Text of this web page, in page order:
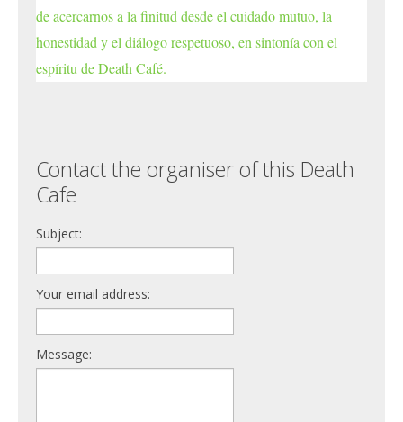
de acercarnos a la finitud desde el cuidado mutuo, la
honestidad y el diálogo respetuoso, en sintonía con el
espíritu de Death Café.
Contact the organiser of this Death
Cafe
Subject:
Your email address:
Message: